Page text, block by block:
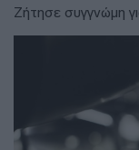
Ζήτησε συγγνώμη